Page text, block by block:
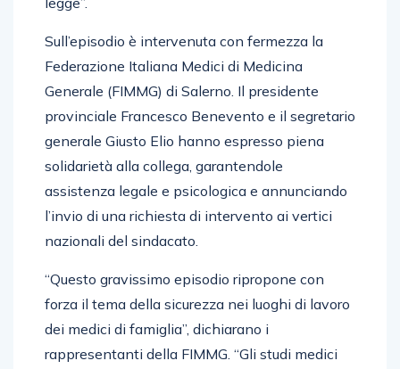
Sull’episodio è intervenuta con fermezza la
Federazione Italiana Medici di Medicina
Generale (FIMMG) di Salerno. Il presidente
provinciale Francesco Benevento e il segretario
generale Giusto Elio hanno espresso piena
solidarietà alla collega, garantendole
assistenza legale e psicologica e annunciando
l’invio di una richiesta di intervento ai vertici
nazionali del sindacato.
“Questo gravissimo episodio ripropone con
forza il tema della sicurezza nei luoghi di lavoro
dei medici di famiglia”, dichiarano i
rappresentanti della FIMMG. “Gli studi medici